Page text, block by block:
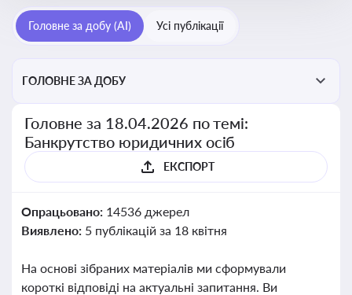
Головне за добу (AI) Усі публікації
ГОЛОВНЕ ЗА ДОБУ
Головне за 18.04.2026 по темі:
Банкрутство юридичних осіб
ЕКСПОРТ
Опрацьовано: 14536 джерел
Виявлено: 5 публікацій за 18 квітня
На основі зібраних матеріалів ми сформували
короткі відповіді на актуальні запитання. Ви